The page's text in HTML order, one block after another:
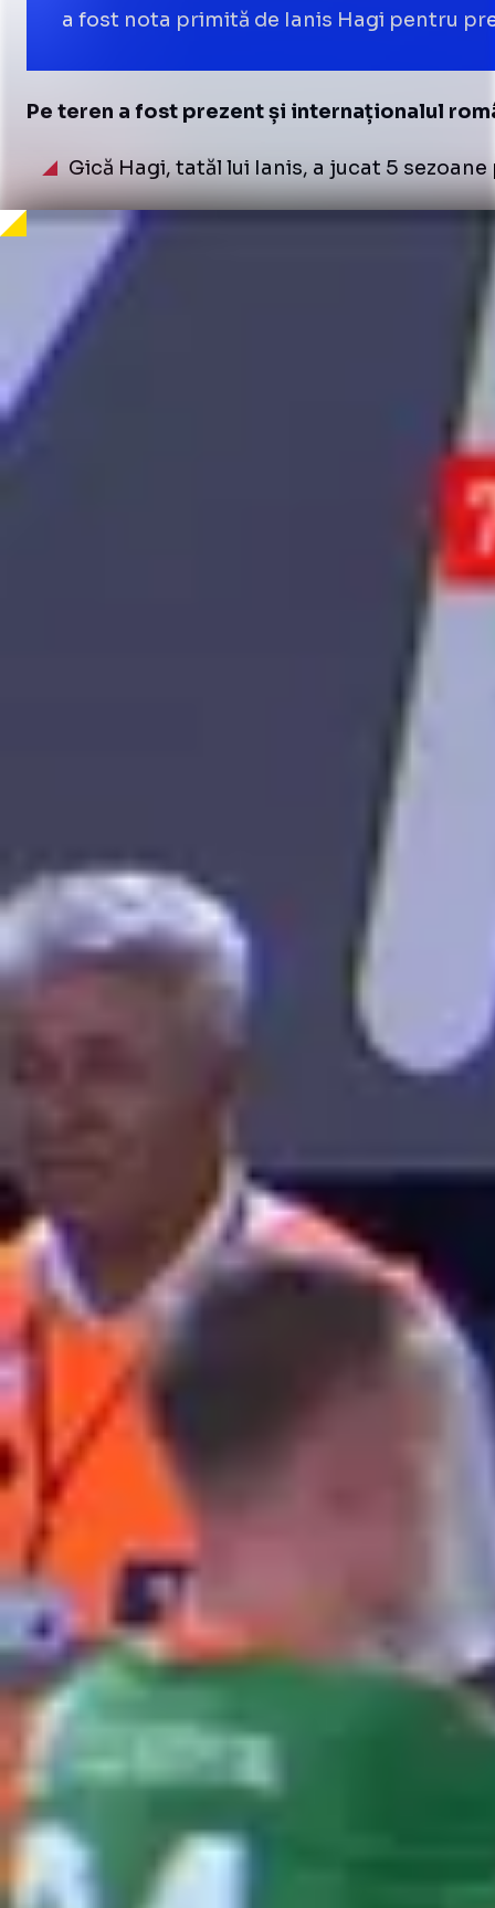
a fost nota primită de Ianis Hagi pentru
Pe teren a fost prezent și internaționalul
Gică Hagi, tatăl lui Ianis, a jucat 5